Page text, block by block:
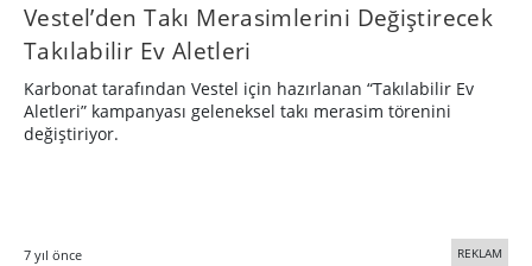
Vestel’den Takı Merasimlerini Değiştirecek
Takılabilir Ev Aletleri
Karbonat tarafından Vestel için hazırlanan “Takılabilir Ev
Aletleri” kampanyası geleneksel takı merasim törenini
değiştiriyor.
7 yıl önce REKLAM